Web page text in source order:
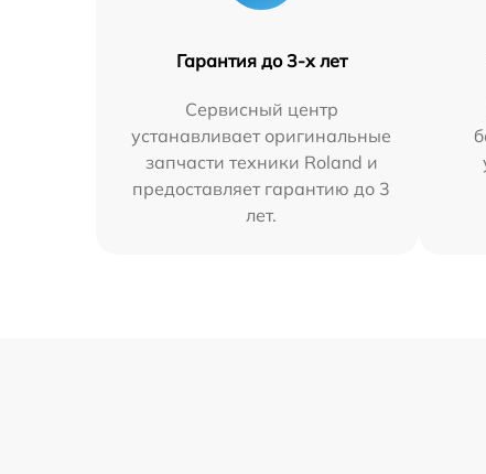
Гарантия до 3-х лет
Сервисный центр
устанавливает оригинальные
запчасти техники Roland и
предоставляет гарантию до 3
лет.